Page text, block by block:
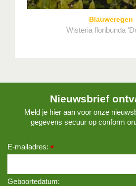
Blauweregen
Wisteria floribunda
Nieuwsbrief
Meld je hier aan voor onze
gegevens secuur op conform
E-mailadres: *
Geboortedatum: